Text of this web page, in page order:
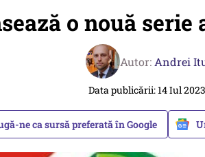
o nouă
Autor: Andrei
Data publicării: 14 Iul 2023
ne ca sursă preferată în Google